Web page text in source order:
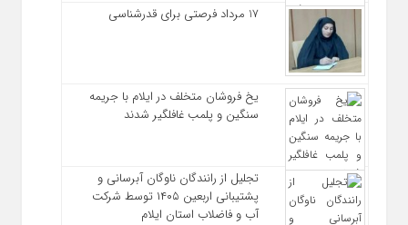
17 مرداد فرصتی برای قدرشناسی
یخ‌ فروشان متخلف در ایلام با جریمه
سنگین و پلمب غافلگیر شدند
تجلیل از رانندگان ناوگان آبرسانی و
پشتیبانی اربعین ۱۴۰۵ توسط شرکت
آب و فاضلاب استان ایلام